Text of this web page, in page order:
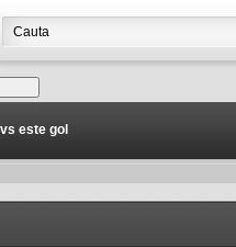
este gol